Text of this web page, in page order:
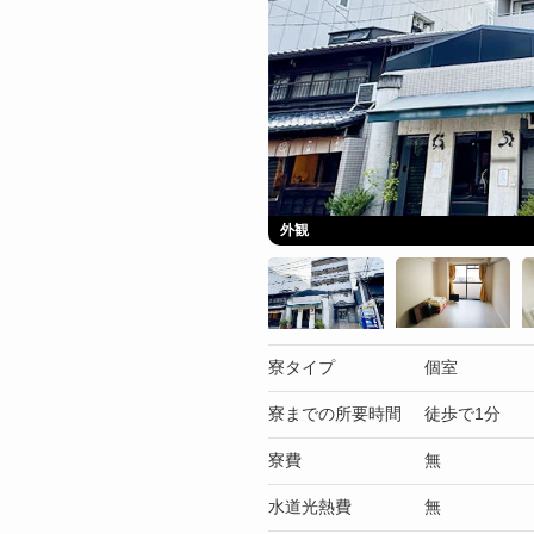
外観
寮タイプ 個室
寮までの所要時間 徒歩で1分
寮費 無
水道光熱費 無